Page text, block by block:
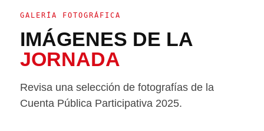
GALERÍA FOTOGRÁFICA
IMÁGENES DE LA
JORNADA
Revisa una selección de fotografías de la
Cuenta Pública Participativa 2025.